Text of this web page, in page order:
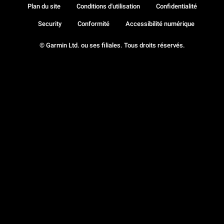
© Garmin Ltd. ou ses filiales. Tous droits réservés.
Plan du site Conditions d'utilisation Confidentialité
Security Conformité Accessibilité numérique